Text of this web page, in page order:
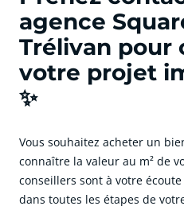
agence
Trélivan pour
votre projet
✨
Vous souhaitez acheter un
connaître la valeur au m² de
conseillers sont à votre
dans toutes les étapes de